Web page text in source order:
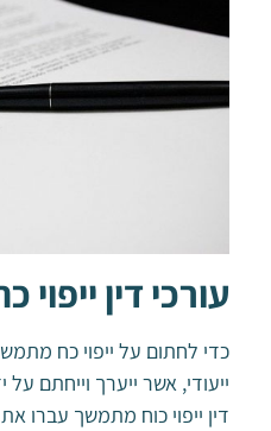
עורכי דין
כדי לחתום על ייפוי כח
ייעודי, אשר ייערך וייחתם
דין ייפוי כוח מתמשך עברו